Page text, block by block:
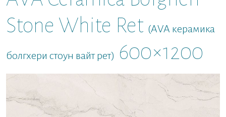
Stone White Ret (AVA керамика
болгхери стоун вайт рет) 600×1200